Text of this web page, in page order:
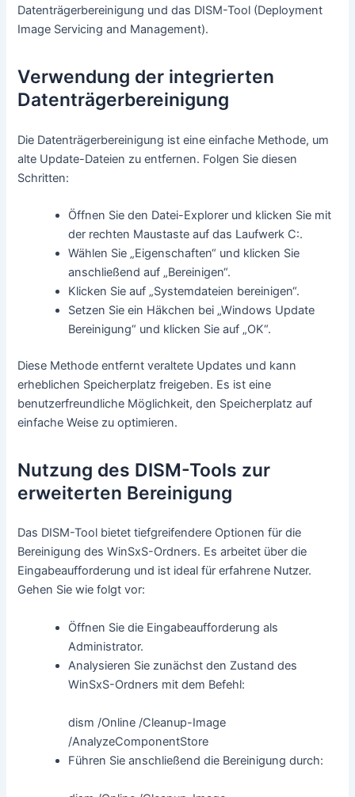
Datenträgerbereinigung und das DISM-Tool (Deployment
Image Servicing and Management).
Verwendung der integrierten
Datenträgerbereinigung
Die Datenträgerbereinigung ist eine einfache Methode, um
alte Update-Dateien zu entfernen. Folgen Sie diesen
Schritten:
Öffnen Sie den Datei-Explorer und klicken Sie mit
der rechten Maustaste auf das Laufwerk C:.
Wählen Sie „Eigenschaften“ und klicken Sie
anschließend auf „Bereinigen“.
Klicken Sie auf „Systemdateien bereinigen“.
Setzen Sie ein Häkchen bei „Windows Update
Bereinigung“ und klicken Sie auf „OK“.
Diese Methode entfernt veraltete Updates und kann
erheblichen Speicherplatz freigeben. Es ist eine
benutzerfreundliche Möglichkeit, den Speicherplatz auf
einfache Weise zu optimieren.
Nutzung des DISM-Tools zur
erweiterten Bereinigung
Das DISM-Tool bietet tiefgreifendere Optionen für die
Bereinigung des WinSxS-Ordners. Es arbeitet über die
Eingabeaufforderung und ist ideal für erfahrene Nutzer.
Gehen Sie wie folgt vor:
Öffnen Sie die Eingabeaufforderung als
Administrator.
Analysieren Sie zunächst den Zustand des
WinSxS-Ordners mit dem Befehl:
dism /Online /Cleanup-Image
/AnalyzeComponentStore
Führen Sie anschließend die Bereinigung durch: